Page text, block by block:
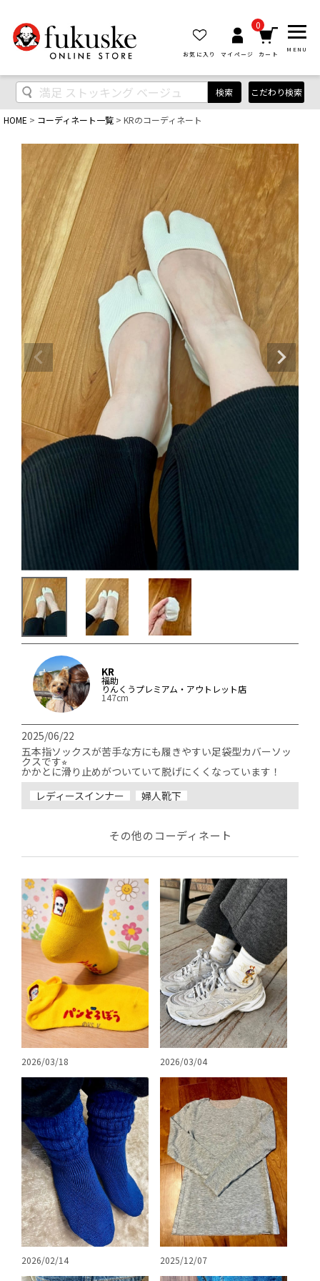
お気に入り マイページ
0
カート
MENU
検索 こだわり検索
HOME コーディネート一覧 KRのコーディネート
KR
福助
りんくうプレミアム・アウトレット店
147cm
2025/06/22
五本指ソックスが苦手な方にも履きやすい足袋型カバーソッ
クスです⭐︎
レディースインナー
婦人靴下
その他のコーディネート
2026/03/18 2026/03/04
2026/02/14 2025/12/07